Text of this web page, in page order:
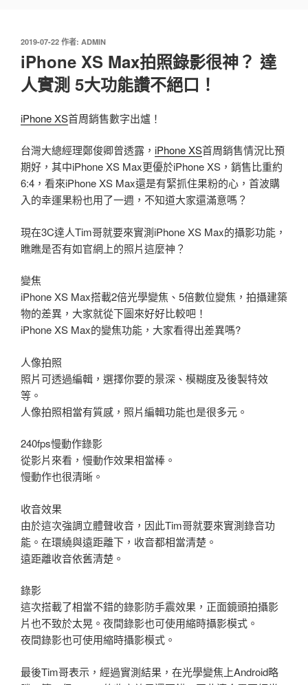
發
2019-07-22 作者: ADMIN
iPhone XS Max拍照錄影很神？ 達
人實測 5大功能讚不絕口！
iPhone XS首周銷售數字出爐！
台灣大總經理鄭俊卿曾透露， iPhone XS首周銷售情況比預
期好，其中iPhone XS Max更優於iPhone XS，銷售比重約
6:4，看來iPhone XS Max還是有緊抓住果粉的心，首波購
入的幸運果粉也用了一週，不知道大家還滿意嗎？
現在3C達人Tim哥就要來實測iPhone XS Max的攝影功能，
瞧瞧是否有如官網上的照片這麼神？
變焦
iPhone XS Max搭載2倍光學變焦、5倍數位變焦，拍攝建築
物的差異，大家就從下圖來好好比較吧！
iPhone XS Max的變焦功能，大家看得出差異嗎?
人像拍照
照片可透過編輯，選擇你要的景深、模糊度及後製特效
等。
人像拍照相當有質感，照片編輯功能也是很多元。
240fps慢動作錄影
從影片來看，慢動作效果相當棒。
慢動作也很清晰。
收音效果
由於這次強調立體聲收音，因此Tim哥就要來實測錄音功
能。在環繞與遠距離下，收音都相當清楚。
遠距離收音依舊清楚。
錄影
這次搭載了相當不錯的錄影防手震效果，正面鏡頭拍攝影
片也不致於太晃。夜間錄影也可使用縮時攝影模式。
夜間錄影也可使用縮時攝影模式。
最後Tim哥表示，經過實測結果，在光學變焦上Android略